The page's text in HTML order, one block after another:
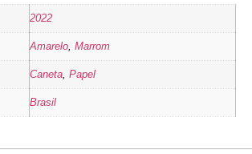
2022
Amarelo Marrom
Caneta Papel
Brasil